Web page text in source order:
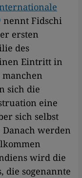
nennt Fidschi
ersten
des
Eintritt in
sich die
eine
sich selbst
werden
wird die
die sogenannte